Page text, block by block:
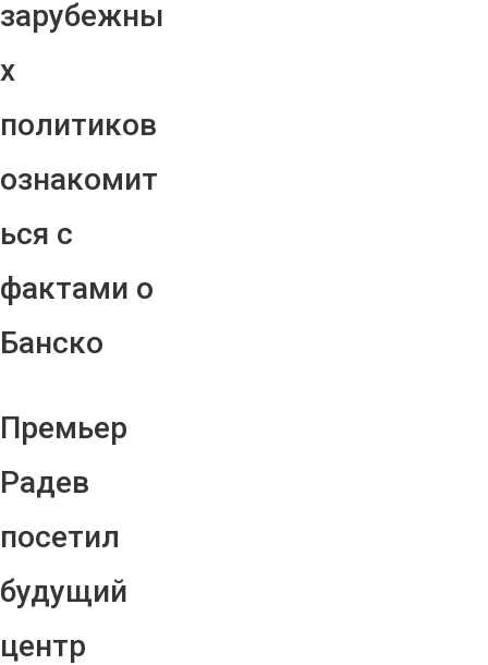
зарубежны
х
политиков
ознакомит
ься с
фактами о
Банско
Премьер
Радев
посетил
будущий
центр